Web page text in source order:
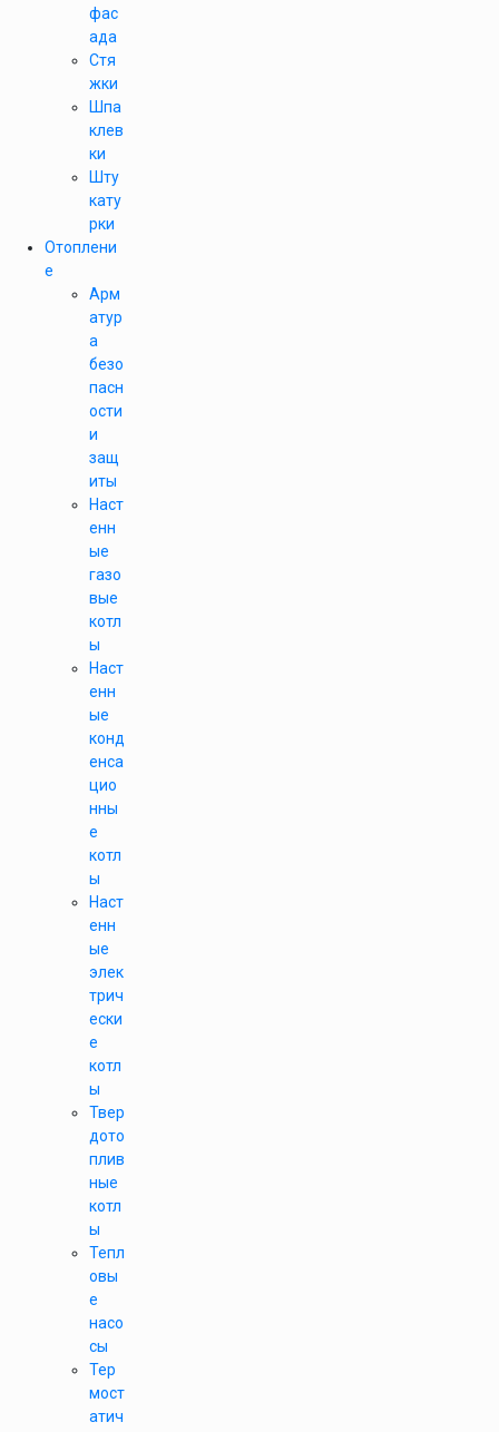
фас
ада
Стя
жки
Шпа
клев
ки
Шту
кату
рки
Отоплени
е
Арм
атур
а
безо
пасн
ости
и
защ
иты
Наст
енн
ые
газо
вые
котл
ы
Наст
енн
ые
конд
енса
цио
нны
е
котл
ы
Наст
енн
ые
элек
трич
ески
е
котл
ы
Твер
дото
плив
ные
котл
ы
Тепл
овы
е
насо
сы
Тер
мост
атич